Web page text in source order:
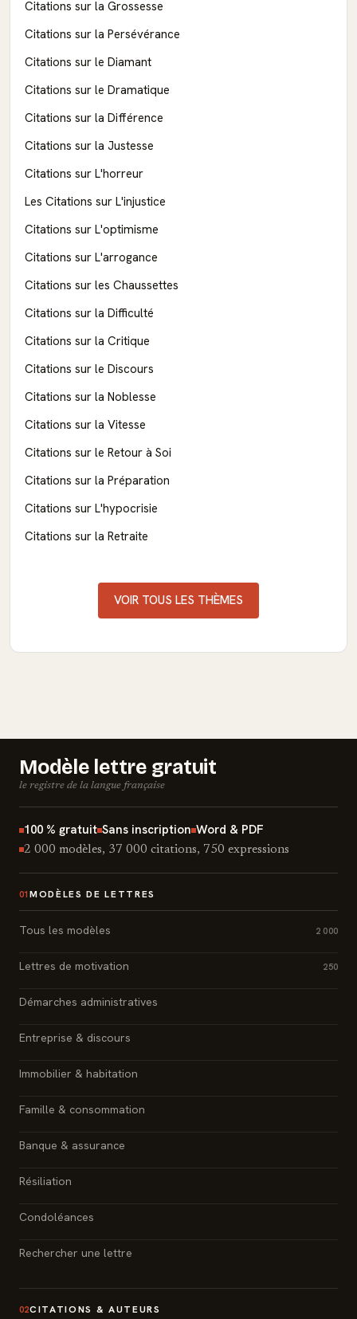
Citations sur la Grossesse
Citations sur la Persévérance
Citations sur le Diamant
Citations sur le Dramatique
Citations sur la Différence
Citations sur la Justesse
Citations sur L'horreur
Les Citations sur L'injustice
Citations sur L'optimisme
Citations sur L'arrogance
Citations sur les Chaussettes
Citations sur la Difficulté
Citations sur la Critique
Citations sur le Discours
Citations sur la Noblesse
Citations sur la Vitesse
Citations sur le Retour à Soi
Citations sur la Préparation
Citations sur L'hypocrisie
Citations sur la Retraite
VOIR TOUS LES THÈMES
Modèle lettre gratuit
le registre de la langue française
100 % gratuit Sans inscription Word & PDF
2 000 modèles, 37 000 citations, 750 expressions
01 MODÈLES DE LETTRES
Tous les modèles 2 000
Lettres de motivation 250
Démarches administratives
Entreprise & discours
Immobilier & habitation
Famille & consommation
Banque & assurance
Résiliation
Condoléances
Rechercher une lettre
02CITATIONS & AUTEURS